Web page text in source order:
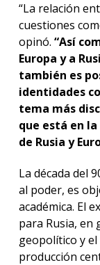
“La relación
cuestiones
opinó. “Así
Europa y a
también es
identidades
tema más
que está en
de Rusia y
La década del
al poder, es
académica. El
para Rusia, en
geopolítico y
producción